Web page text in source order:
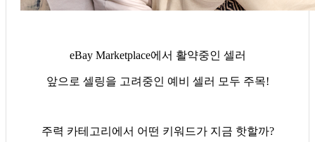
eBay Marketplace에서 활약중인 셀러
앞으로 셀링을 고려중인 예비 셀러 모두 주목!
주력 카테고리에서 어떤 키워드가 지금 핫할까?